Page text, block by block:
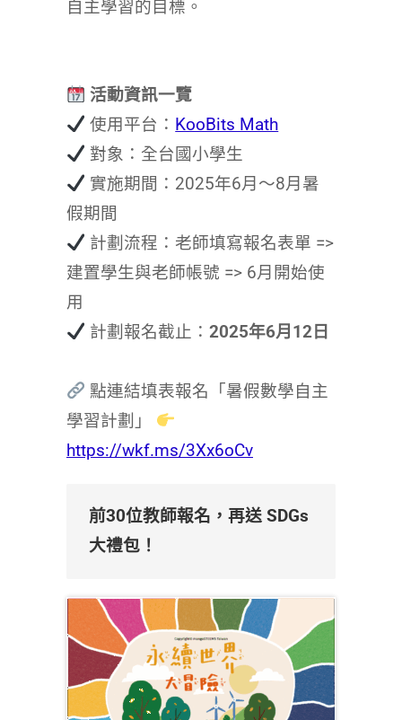
自主學習的目標。
活動資訊一覽
使用平台： KooBits Math
對象：全台國小學生
實施期間：2025年6月～8月暑
假期間
計劃流程：老師填寫報名表單 =>
建置學生與老師帳號 => 6月開始使
用
計劃報名截止：2025年6月12日
點連結填表報名「暑假數學自主
學習計劃」
https://wkf.ms/3Xx6oCv
前30位教師報名，再送 SDGs
大禮包！